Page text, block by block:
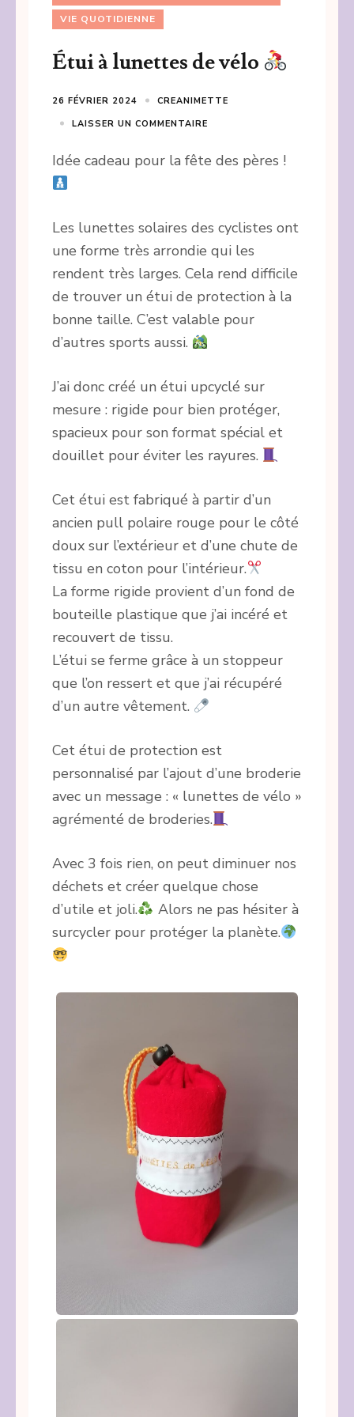
VIE QUOTIDIENNE
Étui à lunettes de vélo
26 FÉVRIER 2024
CREANIMETTE
LAISSER UN COMMENTAIRE
Idée cadeau pour la fête des pères !
Les lunettes solaires des cyclistes ont
une forme très arrondie qui les
rendent très larges. Cela rend difficile
de trouver un étui de protection à la
bonne taille. C’est valable pour
d’autres sports aussi.
J’ai donc créé un étui upcyclé sur
mesure : rigide pour bien protéger,
spacieux pour son format spécial et
douillet pour éviter les rayures.
Cet étui est fabriqué à partir d’un
ancien pull polaire rouge pour le côté
doux sur l’extérieur et d’une chute de
tissu en coton pour l’intérieur.
La forme rigide provient d’un fond de
bouteille plastique que j’ai incéré et
recouvert de tissu.
L’étui se ferme grâce à un stoppeur
que l’on ressert et que j’ai récupéré
d’un autre vêtement.
Cet étui de protection est
personnalisé par l’ajout d’une broderie
avec un message : « lunettes de vélo »
agrémenté de broderies.
Avec 3 fois rien, on peut diminuer nos
déchets et créer quelque chose
d’utile et joli.
Alors ne pas hésiter à
surcycler pour protéger la planète.